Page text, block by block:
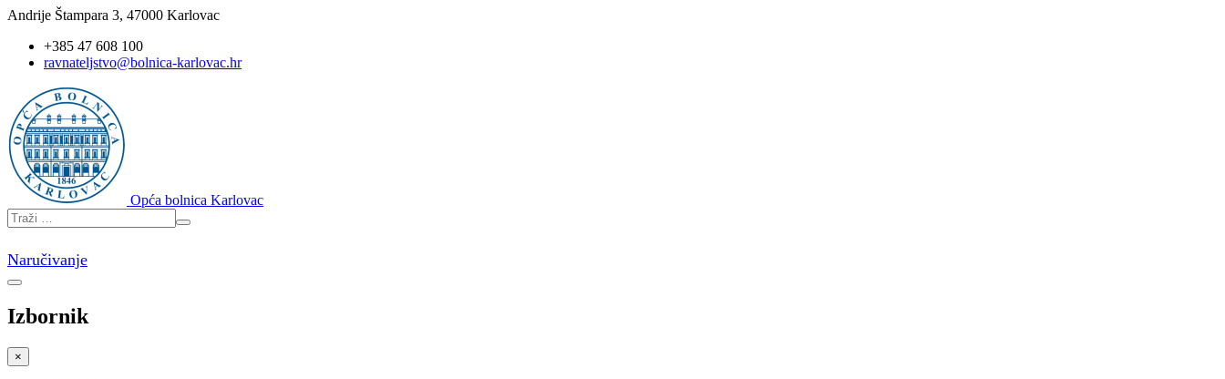
Andrije Štampara 3, 47000 Karlovac
+385 47 608 100
ravnateljstvo@bolnica-karlovac.hr
Opća bolnica Karlovac
Naručivanje
Izbornik
×